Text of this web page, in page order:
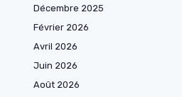
Décembre 2025
Février 2026
Avril 2026
Juin 2026
Août 2026